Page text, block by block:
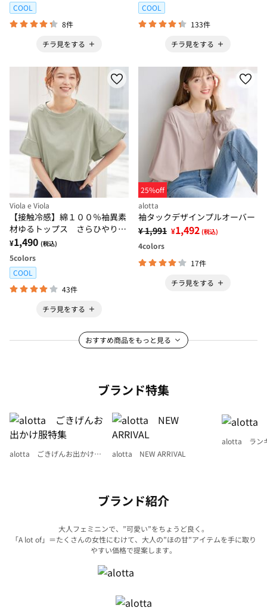
COOL
8件
チラ見をする
COOL
133件
チラ見をする
Viola e Viola
【接触冷感】綿１００％袖異素
材ゆるトップス さらひやりコ
ットン
¥1,490 (税込)
5colors
COOL
43件
チラ見をする
25%off
alotta
袖タックデザインプルオーバー
¥ 1,991 ¥1,492 (税込)
4colors
17件
チラ見をする
おすすめ商品をもっと見る
ブランド特集
alotta ごきげんお出かけ服
alotta NEW ARRIVAL
alotta ラン
ブランド紹介
大人フェミニンで、”可愛い”をちょうど良く。
「A lot of」＝たくさんの女性にむけて、大人の”ほの甘”アイテムを手に取り
やすい価格で提案します。